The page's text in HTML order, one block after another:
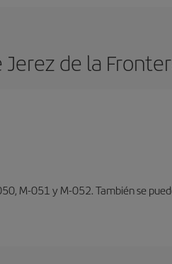
de la
M-051 y M-052. También se